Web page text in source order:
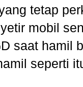
tetap
mobil
saat hamil
seperti